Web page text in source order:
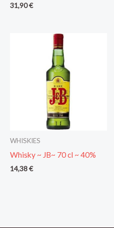
31,90€
WHISKIES
Whisky ~ JB~ 70 cl ~ 40%
14,38€